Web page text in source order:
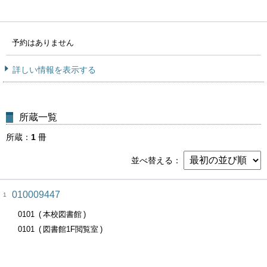
予約はありません
詳しい情報を表示する
所蔵一覧
所蔵 1 冊
並べ替える
1 010009447
0101
本校図書館
0101
図書館1F閲覧室